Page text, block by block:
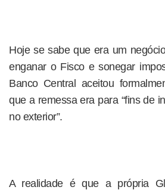
Hoje se sabe que era um
enganar o Fisco e sonegar
Banco Central aceitou
que a remessa era para “fins de
no exterior”.
A realidade é que a própria